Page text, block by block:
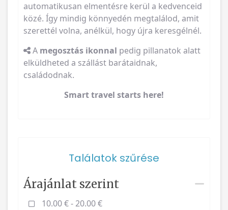
automatikusan elmentésre kerül a kedvenceid
közé. Így mindig könnyedén megtalálod, amit
szerettél volna, anélkül, hogy újra keresgélnél.
A megosztás ikonnal pedig pillanatok alatt
elküldheted a szállást barátaidnak,
családodnak.
Smart travel starts here!
Találatok szűrése
Árajánlat szerint
10.00 € - 20.00 €